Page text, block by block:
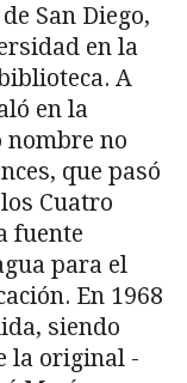
San Diego,
en la
A
en la
nombre no
que pasó
Cuatro
fuente
para el
En 1968
siendo
la original -